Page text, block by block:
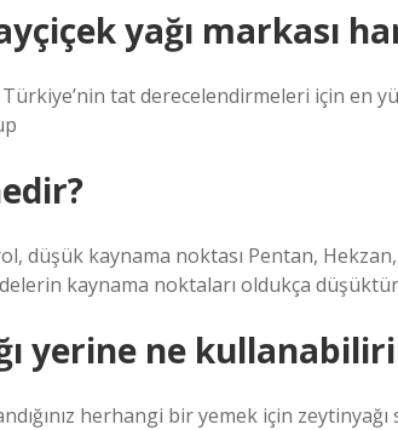
yağı markası
Türkiye’nin tat derecelendirmeleri için en
düşük kaynama noktası Pentan,
kaynama noktaları oldukça
yerine ne
herhangi bir yemek için